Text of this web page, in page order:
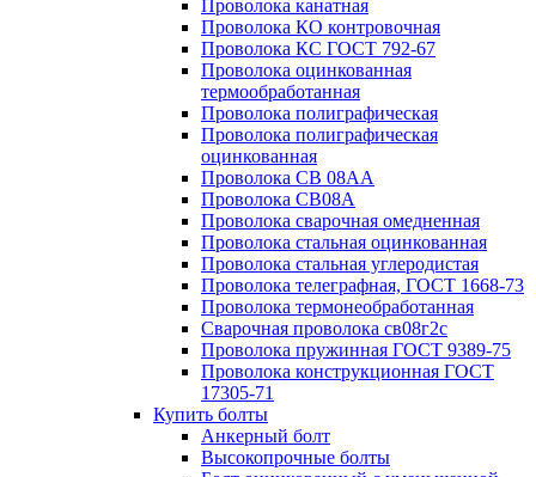
Проволока канатная
Проволока КО контровочная
Проволока КС ГОСТ 792-67
Проволока оцинкованная
термообработанная
Проволока полиграфическая
Проволока полиграфическая
оцинкованная
Проволока СВ 08АА
Проволока СВ08А
Проволока сварочная омедненная
Проволока стальная оцинкованная
Проволока стальная углеродистая
Проволока телеграфная, ГОСТ 1668-73
Проволока термонеобработанная
Сварочная проволока св08г2с
Проволока пружинная ГОСТ 9389-75
Проволока конструкционная ГОСТ
17305-71
Купить болты
Анкерный болт
Высокопрочные болты